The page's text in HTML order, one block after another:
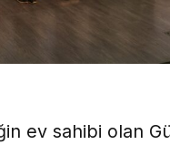
ev sahibi olan